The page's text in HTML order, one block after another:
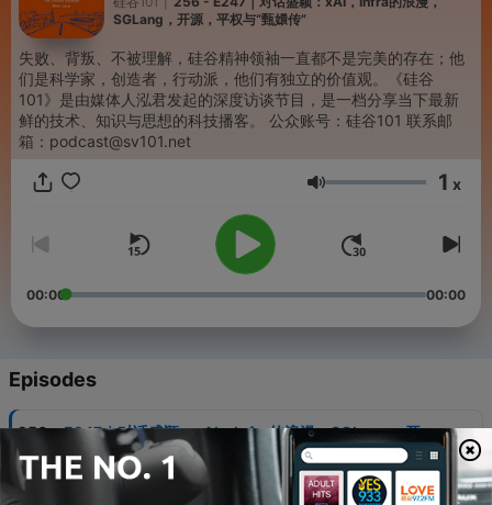
SGLang，开源，平权与“甄嬛传”
失败、背叛、不被理解，硅谷精神领袖一直都不是完美的存在；他
们是科学家，创造者，行动派，他们有独立的价值观。《硅谷
101》是由媒体人泓君发起的深度访谈节目，是一档分享当下最新
鲜的技术、知识与思想的科技播客。 公众账号：硅谷101 联系邮
箱：podcast@sv101.net
Volume 1 x
00:00 00:00
Episodes
256 - E247｜对话盛颖：xAI，Infra的浪漫，SGLang，开
源，平权与“甄嬛传”
04 Aug 2026